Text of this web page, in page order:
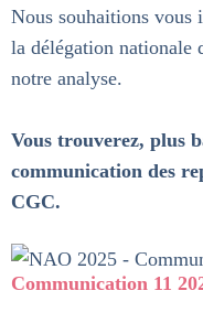
Nous souhaitions vous
la délégation nationale
notre analyse.
Vous trouverez, plus
communication des
CGC.
Communication 11